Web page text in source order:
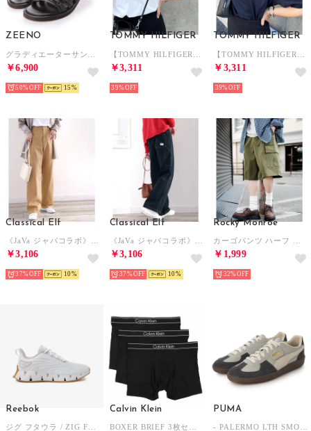
ZEENO
￥6,900
50% 15
TOMMY HILFIGER
￥3,311
39%
TOMMY HILFIGER
￥3,311
39%
Classical Elf
￥3,106
37% 10
Classical Elf
￥3,106
37% 10
Rocky Monroe
￥1,999
32%
Reebok
ジグ フタウラ / ZIG FUTAURA SA （ホワイト）
Calvin Klein
BOXER BRIEF 3枚セット【返品不可商品】 （BLACK）
PUMA
- PALERMO LTH SMOKEY GRAY/DESERT DUST 【396464-23】 （SMOKEY GRAY/DESERT DUST）